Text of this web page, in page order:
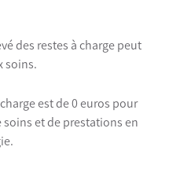
des restes à charge peut
soins.
est de 0 euros pour
soins et de prestations en